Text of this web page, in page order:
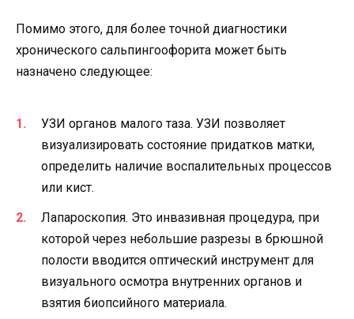
Помимо этого, для более точной диагностики
хронического сальпингоофорита может быть
назначено следующее:
УЗИ органов малого таза. УЗИ позволяет
визуализировать состояние придатков матки,
определить наличие воспалительных процессов
или кист.
Лапароскопия. Это инвазивная процедура, при
которой через небольшие разрезы в брюшной
полости вводится оптический инструмент для
визуального осмотра внутренних органов и
взятия биопсийного материала.